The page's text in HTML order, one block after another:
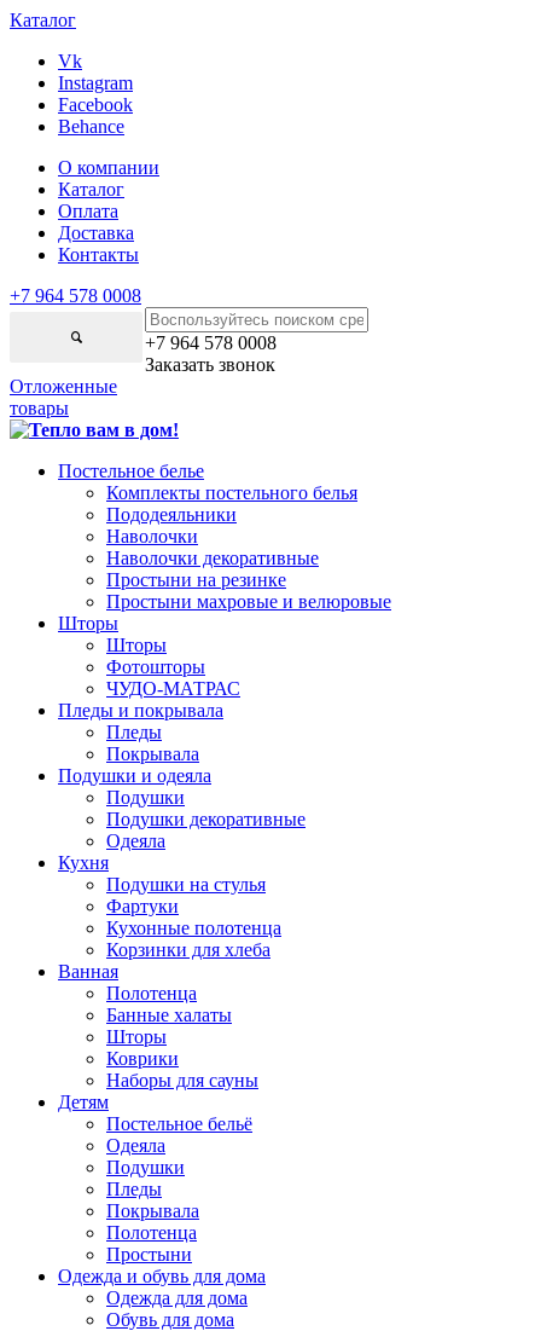
Каталог
Vk
Instagram
Facebook
Behance
О компании
Каталог
Оплата
Доставка
Контакты
+7 964 578 0008
+7 964 578 0008
Заказать звонок
Отложенные
товары
Постельное белье
Комплекты постельного белья
Пододеяльники
Наволочки
Наволочки декоративные
Простыни на резинке
Простыни махровые и велюровые
Шторы
Шторы
Фотошторы
ЧУДО-МАТРАС
Пледы и покрывала
Пледы
Покрывала
Подушки и одеяла
Подушки
Подушки декоративные
Одеяла
Кухня
Подушки на стулья
Фартуки
Кухонные полотенца
Корзинки для хлеба
Ванная
Полотенца
Банные халаты
Шторы
Коврики
Наборы для сауны
Детям
Постельное бельё
Одеяла
Подушки
Пледы
Покрывала
Полотенца
Простыни
Одежда и обувь для дома
Одежда для дома
Обувь для дома